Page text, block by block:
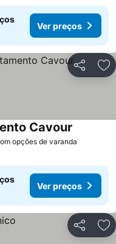
Ver preços
Partilhar
opções de varanda
Cavour
Ver preços
Partilhar